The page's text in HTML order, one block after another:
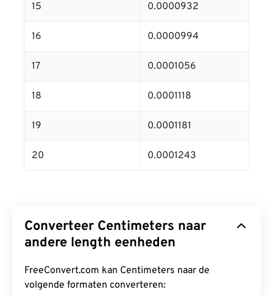
15 0.0000932
16 0.0000994
17 0.0001056
18 0.0001118
19 0.0001181
20 0.0001243
Converteer Centimeters naar
andere length eenheden
FreeConvert.com kan Centimeters naar de
volgende formaten converteren: